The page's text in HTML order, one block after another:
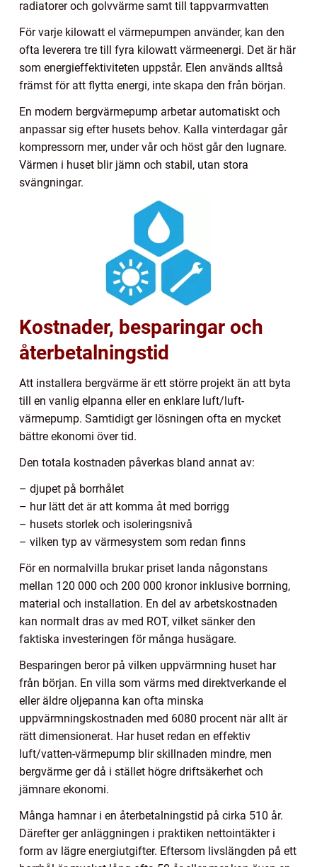
radiatorer och golvvärme samt till tappvarmvatten
För varje kilowatt el värmepumpen använder, kan den
ofta leverera tre till fyra kilowatt värmeenergi. Det är här
som energieffektiviteten uppstår. Elen används alltså
främst för att flytta energi, inte skapa den från början.
En modern bergvärmepump arbetar automatiskt och
anpassar sig efter husets behov. Kalla vinterdagar går
kompressorn mer, under vår och höst går den lugnare.
Värmen i huset blir jämn och stabil, utan stora
svängningar.
Kostnader, besparingar och
återbetalningstid
Att installera bergvärme är ett större projekt än att byta
till en vanlig elpanna eller en enklare luft/luft-
värmepump. Samtidigt ger lösningen ofta en mycket
bättre ekonomi över tid.
Den totala kostnaden påverkas bland annat av:
– djupet på borrhålet
– hur lätt det är att komma åt med borrigg
– husets storlek och isoleringsnivå
– vilken typ av värmesystem som redan finns
För en normalvilla brukar priset landa någonstans
mellan 120 000 och 200 000 kronor inklusive borrning,
material och installation. En del av arbetskostnaden
kan normalt dras av med ROT, vilket sänker den
faktiska investeringen för många husägare.
Besparingen beror på vilken uppvärmning huset har
från början. En villa som värms med direktverkande el
eller äldre oljepanna kan ofta minska
uppvärmningskostnaden med 6080 procent när allt är
rätt dimensionerat. Har huset redan en effektiv
luft/vatten-värmepump blir skillnaden mindre, men
bergvärme ger då i stället högre driftsäkerhet och
jämnare ekonomi.
Många hamnar i en återbetalningstid på cirka 510 år.
Därefter ger anläggningen i praktiken nettointäkter i
form av lägre energiutgifter. Eftersom livslängden på ett